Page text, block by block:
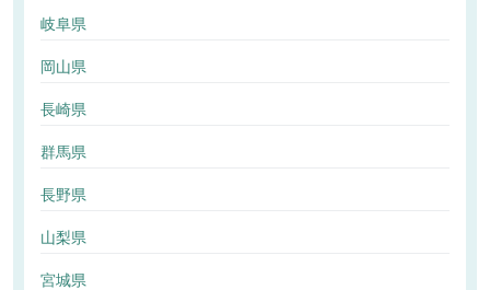
岐阜県
岡山県
長崎県
群馬県
長野県
山梨県
宮城県